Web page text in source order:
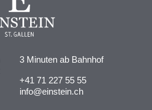
3 Minuten ab Bahnhof
+41 71 227 55 55
info@einstein.ch